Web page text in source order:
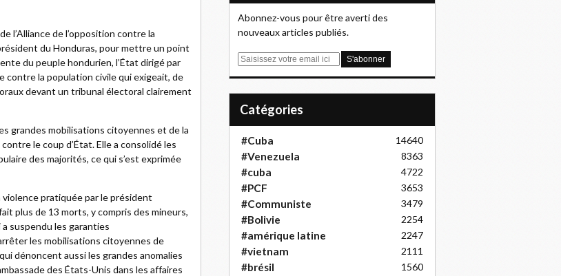
l’Alliance de l’opposition contre la
du Honduras, pour mettre un point
du peuple hondurien, l’État dirigé par
contre la population civile qui exigeait, de
devant un tribunal électoral clairement
grandes mobilisations citoyennes et de la
le coup d’État. Elle a consolidé les
des majorités, ce qui s’est exprimée
pratiquée par le président
plus de 13 morts, y compris des mineurs,
suspendu les garanties
les mobilisations citoyennes de
dénoncent aussi les grandes anomalies
des États-Unis dans les affaires
Abonnez-vous pour être averti des
nouveaux articles publiés.
E
Catégories
#Cuba 14640
#Venezuela 8363
#cuba 4722
#PCF 3653
#Communiste 3479
#Bolivie 2254
#amérique latine 2247
#vietnam 2111
#brésil 1560